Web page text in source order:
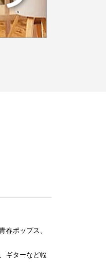
春ポップス、
ギターなど幅